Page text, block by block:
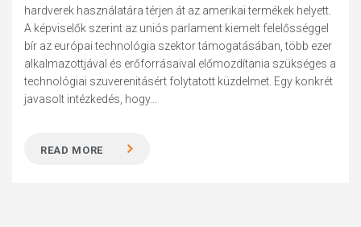
hardverek használatára térjen át az amerikai termékek helyett.
A képviselők szerint az uniós parlament kiemelt felelősséggel
bír az európai technológia szektor támogatásában, több ezer
alkalmazottjával és erőforrásaival előmozdítania szükséges a
technológiai szuverenitásért folytatott küzdelmet. Egy konkrét
javasolt intézkedés, hogy...
READ MORE